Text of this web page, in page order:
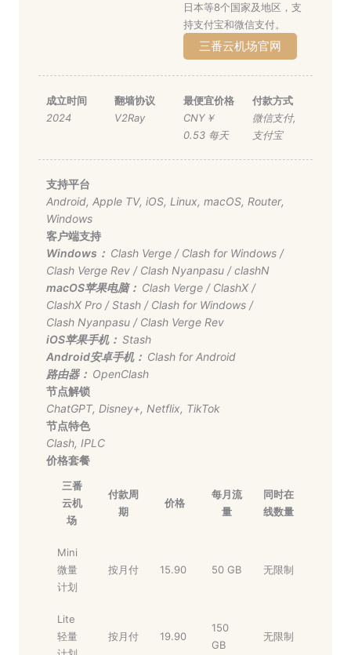
日本等8个国家及地区，支
持支付宝和微信支付。
三番云机场官网
成立时间
2024
翻墙协议
V2Ray
最便宜价格
CNY￥
0.53 每天
付款方式
微信支付,
支付宝
支持平台
Android, Apple TV, iOS, Linux, macOS, Router,
Windows
客户端支持
Windows： Clash Verge/ Clash for Windows/
Clash Verge Rev/ Clash Nyanpasu/clashN
macOS苹果电脑： Clash Verge/ ClashX/
ClashX Pro/Stash/ Clash for Windows/
Clash Nyanpasu/ Clash Verge Rev
iOS苹果手机： Stash
Android安卓手机： Clash for Android
路由器： OpenClash
节点解锁
ChatGPT, Disney+, Netflix, TikTok
节点特色
Clash, IPLC
价格套餐
三番
云机
场
付款周
期
价格
每月流
量
同时在
线数量
Mini
微量
计划
按月付 15.90 50 GB 无限制
Lite
轻量
按月付 19.90
150
GB
无限制